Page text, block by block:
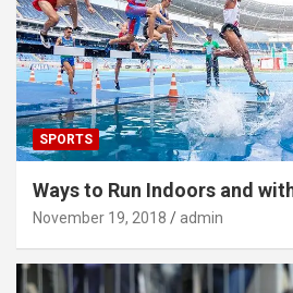
SPORTS
Ways to Run Indoors and
November 19, 2018 admin